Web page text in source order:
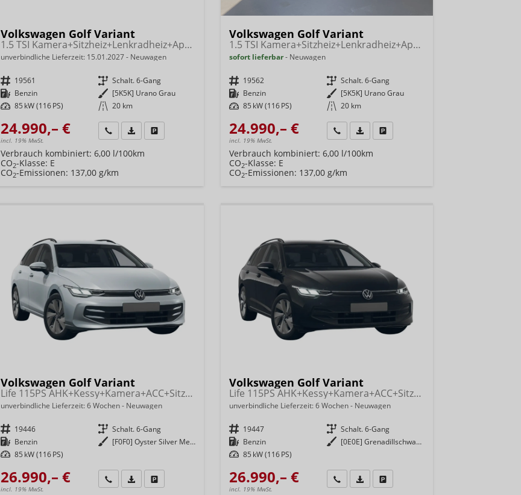
Volkswagen Golf Variant
1.5 TSI Kamera+Sitzheiz+Lenkradheiz+AppConnect+SideAssist+Climatronic
unverbindliche Lieferzeit: 15.01.2027 Neuwagen
Fahrzeugnr. 19561 Getriebe Schalt. 6-Gang
Kraftstoff Benzin Außenfarbe [5K5K] Urano Grau
Leistung 85 kW (116 PS) Kilometerstand 20 km
24.990,– €
incl. 19% MwSt.
Wir rufen Sie an
Fahrzeugexposé (PDF)
Fahrzeug parken
Verbrauch kombiniert: 6,00 l/100km
CO2-Klasse: E
CO2-Emissionen: 137,00 g/km
Volkswagen Golf Variant
1.5 TSI Kamera+Sitzheiz+Lenkradheiz+AppConnect+SideAssist+Climatronic
sofort lieferbar Neuwagen
Fahrzeugnr. 19562 Getriebe Schalt. 6-Gang
Kraftstoff Benzin Außenfarbe [5K5K] Urano Grau
Leistung 85 kW (116 PS) Kilometerstand 20 km
24.990,– €
incl. 19% MwSt.
Wir rufen Sie anFahrzeugexposé (PDF)
Verbrauch kombiniert:6,00 l/100km
CO2-Klasse: E
CO2-Emissionen: 137,00 g/km
Volkswagen Golf Variant
Life 115PS AHK+Kessy+Kamera+ACC+Sitzheizung+App-Connect+Alu17+Alarm
unverbindliche Lieferzeit:6 Wochen Neuwagen
Fahrzeugnr. 19446 Getriebe Schalt. 6-Gang
Kraftstoff Benzin Außenfarbe
[F0F0] Oyster Silver Metallic
Leistung 85 kW (116 PS)
26.990,– €
incl. 19% MwSt.
Wir rufen Sie an
Fahrzeugexposé (PDF)
Fahrzeug parken
Volkswagen Golf Variant
Life 115PS AHK+Kessy+Kamera+ACC+Sitzheizung+App-Connect+Alu17+Alarm
unverbindliche Lieferzeit:6 Wochen Neuwagen
Fahrzeugnr. 19447 Getriebe Schalt. 6-Gang
Kraftstoff Benzin Außenfarbe
[0E0E] Grenadillschwarz Metallic
Leistung 85 kW (116 PS)
26.990,– €
incl. 19% MwSt.
Wir rufen Sie anFahrzeugexposé (PDF)